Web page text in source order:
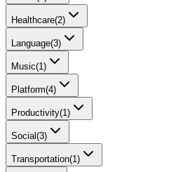
Healthcare(2)
Language(3)
Music(1)
Platform(4)
Productivity(1)
Social(3)
Transportation(1)